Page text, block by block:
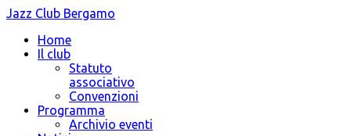
Jazz Club Bergamo
Home
Il club
Statuto
associativo
Convenzioni
Programma
Archivio eventi